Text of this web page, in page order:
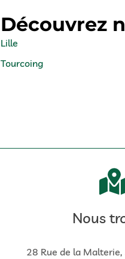
Découvrez
Lille
Tourcoing
Nous
28 Rue de la